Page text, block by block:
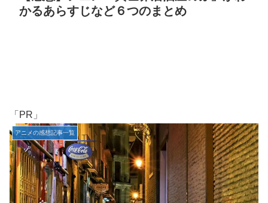
かるあらすじなど６つのまとめ
「PR」
アニメの感想記事一覧